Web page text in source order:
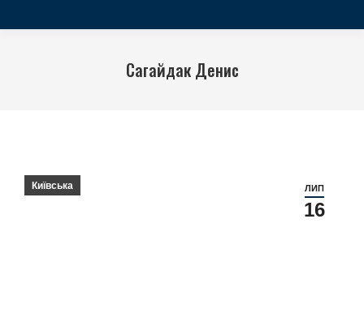
Сагайдак Денис
ЛИП
16
Київська